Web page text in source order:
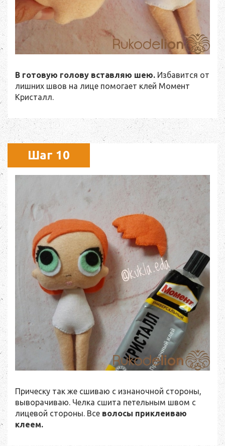
В готовую голову вставляю шею. Избавится от
лишних швов на лице помогает клей Момент
Кристалл.
Шаг 10
Прическу так же сшиваю с изнаночной стороны,
выворачиваю. Челка сшита петельным швом с
лицевой стороны. Все волосы приклеиваю
клеем.